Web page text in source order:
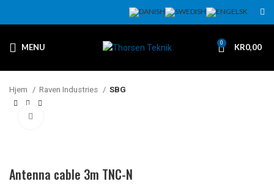
MENU 0 KR0,00
Hjem Raven Industries SBG
Antenna cable 3m TNC-N